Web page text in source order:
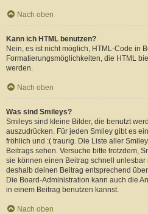
Nach oben
Kann ich HTML benutzen?
Nein, es ist nicht möglich, HTML-Code in
Formatierungsmöglichkeiten, die HTML
werden.
Nach oben
Was sind Smileys?
Smileys sind kleine Bilder, die benutzt
auszudrücken. Für jeden Smiley gibt es
fröhlich und :( traurig. Die Liste aller
Beitrags sehen. Versuche bitte trotzdem,
sie können einen Beitrag schnell
deshalb deinen Beitrag entsprechend
Die Board-Administration kann auch die
in einem Beitrag benutzen kannst.
Nach oben